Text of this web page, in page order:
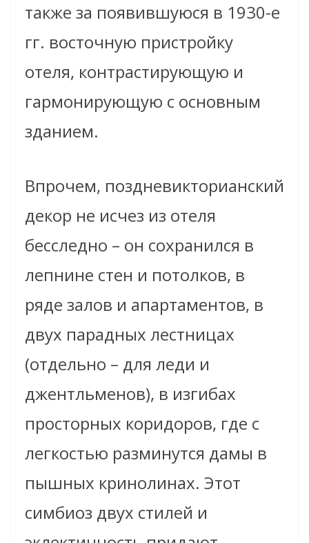
также за появившуюся в 1930-е
гг. восточную пристройку
отеля, контрастирующую и
гармонирующую с основным
зданием.
Впрочем, поздневикторианский
декор не исчез из отеля
бесследно – он сохранился в
лепнине стен и потолков, в
ряде залов и апартаментов, в
двух парадных лестницах
(отдельно – для леди и
джентльменов), в изгибах
просторных коридоров, где с
легкостью разминутся дамы в
пышных кринолинах. Этот
симбиоз двух стилей и